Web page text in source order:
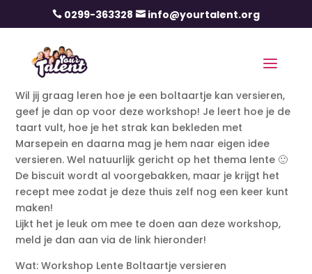
 0299-363328  info@yourtalent.org
Wil jij graag leren hoe je een boltaartje kan versieren,
geef je dan op voor deze workshop! Je leert hoe je de
taart vult, hoe je het strak kan bekleden met
Marsepein en daarna mag je hem naar eigen idee
versieren. Wel natuurlijk gericht op het thema lente 🙂
De biscuit wordt al voorgebakken, maar je krijgt het
recept mee zodat je deze thuis zelf nog een keer kunt
maken!
Lijkt het je leuk om mee te doen aan deze workshop,
meld je dan aan via de link hieronder!
Wat: Workshop Lente Boltaartje versieren